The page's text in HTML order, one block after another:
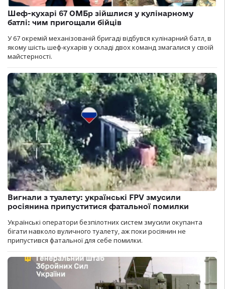
Шеф-кухарі 67 ОМБр зійшлися у кулінарному
батлі: чим пригощали бійців
У 67 окремій механізованій бригаді відбувся кулінарний батл, в
якому шість шеф-кухарів у складі двох команд змагалися у своїй
майстерності.
Вигнали з туалету: українські FPV змусили
росіянина припуститися фатальної помилки
Українські оператори безпілотних систем змусили окупанта
бігати навколо вуличного туалету, аж поки росіянин не
припустився фатальної для себе помилки.